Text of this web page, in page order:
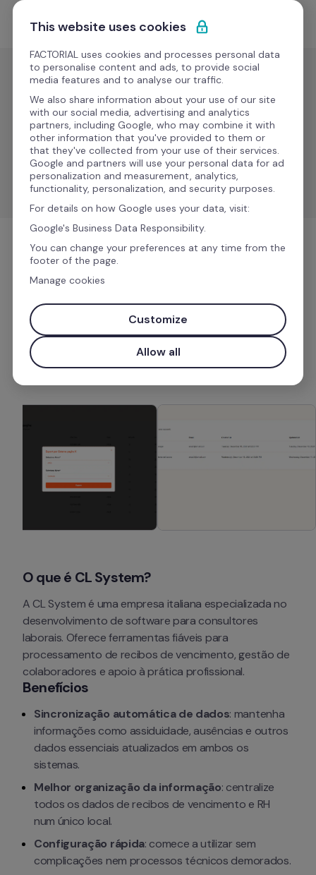
Saltar para o conteúdo
Comece grátis
Novo
Folha de
pagamento
CL
system
Simplify payroll management and centralize HR data.
Folha de pagamento
Mais informações
Instalar aplicação
O que é CL System?
A CL System é uma empresa italiana especializada no
desenvolvimento de software para consultores
laborais. Oferece ferramentas fiáveis para
processamento de recibos de vencimento, gestão de
colaboradores e apoio à prática profissional.
Benefícios
Sincronização automática de dados: mantenha
informações como assiduidade, ausências e outros
dados essenciais atualizados em ambos os
sistemas.
Melhor organização da informação: centralize
todos os dados de recibos de vencimento e RH
num único local.
Configuração rápida: comece a utilizar sem
complicações nem processos técnicos demorados.
This website uses cookies
FACTORIAL uses cookies and processes personal data
to personalise content and ads, to provide social
media features and to analyse our traffic.
We also share information about your use of our site
with our social media, advertising and analytics
partners, including Google, who may combine it with
other information that you've provided to them or
that they've collected from your use of their services.
Google and partners will use your personal data for ad
personalization and measurement, analytics,
functionality, personalization, and security purposes.
For details on how Google uses your data, visit:
Google's Business Data Responsibility.
You can change your preferences at any time from the
footer of the page.
Manage cookies
Customize
Allow all